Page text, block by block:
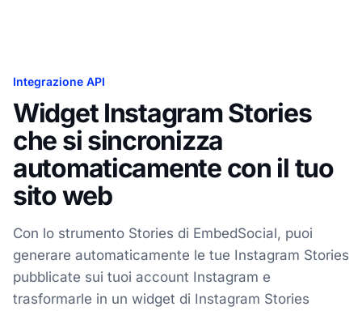
Integrazione API
Widget Instagram Stories
che si sincronizza
automaticamente con il tuo
sito web
Con lo strumento Stories di EmbedSocial, puoi
generare automaticamente le tue Instagram Stories
pubblicate sui tuoi account Instagram e
trasformarle in un widget di Instagram Stories